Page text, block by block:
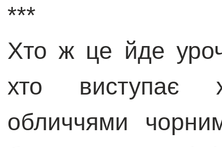
***
Хто ж це йде
хто виступає
обличчями